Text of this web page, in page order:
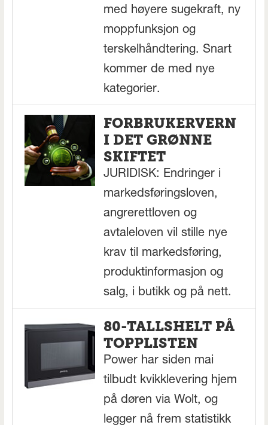
med høyere sugekraft, ny
moppfunksjon og
terskelhåndtering. Snart
kommer de med nye
kategorier.
FORBRUKERVERN
I DET GRØNNE
SKIFTET
JURIDISK: Endringer i
markedsføringsloven,
angrerettloven og
avtaleloven vil stille nye
krav til markedsføring,
produktinformasjon og
salg, i butikk og på nett.
80-TALLSHELT PÅ
TOPPLISTEN
Power har siden mai
tilbudt kvikklevering hjem
på døren via Wolt, og
legger nå frem statistikk